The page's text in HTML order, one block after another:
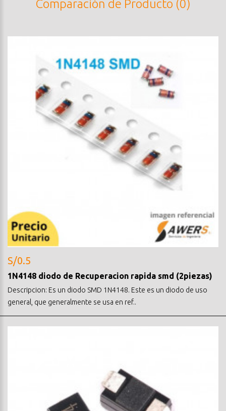
Comparación de Producto (0)
S/0.5
1N4148 diodo de Recuperacion rapida smd (2piezas)
Descripcion: Es un diodo SMD 1N4148. Este es un diodo de uso
general, que generalmente se usa en ref..